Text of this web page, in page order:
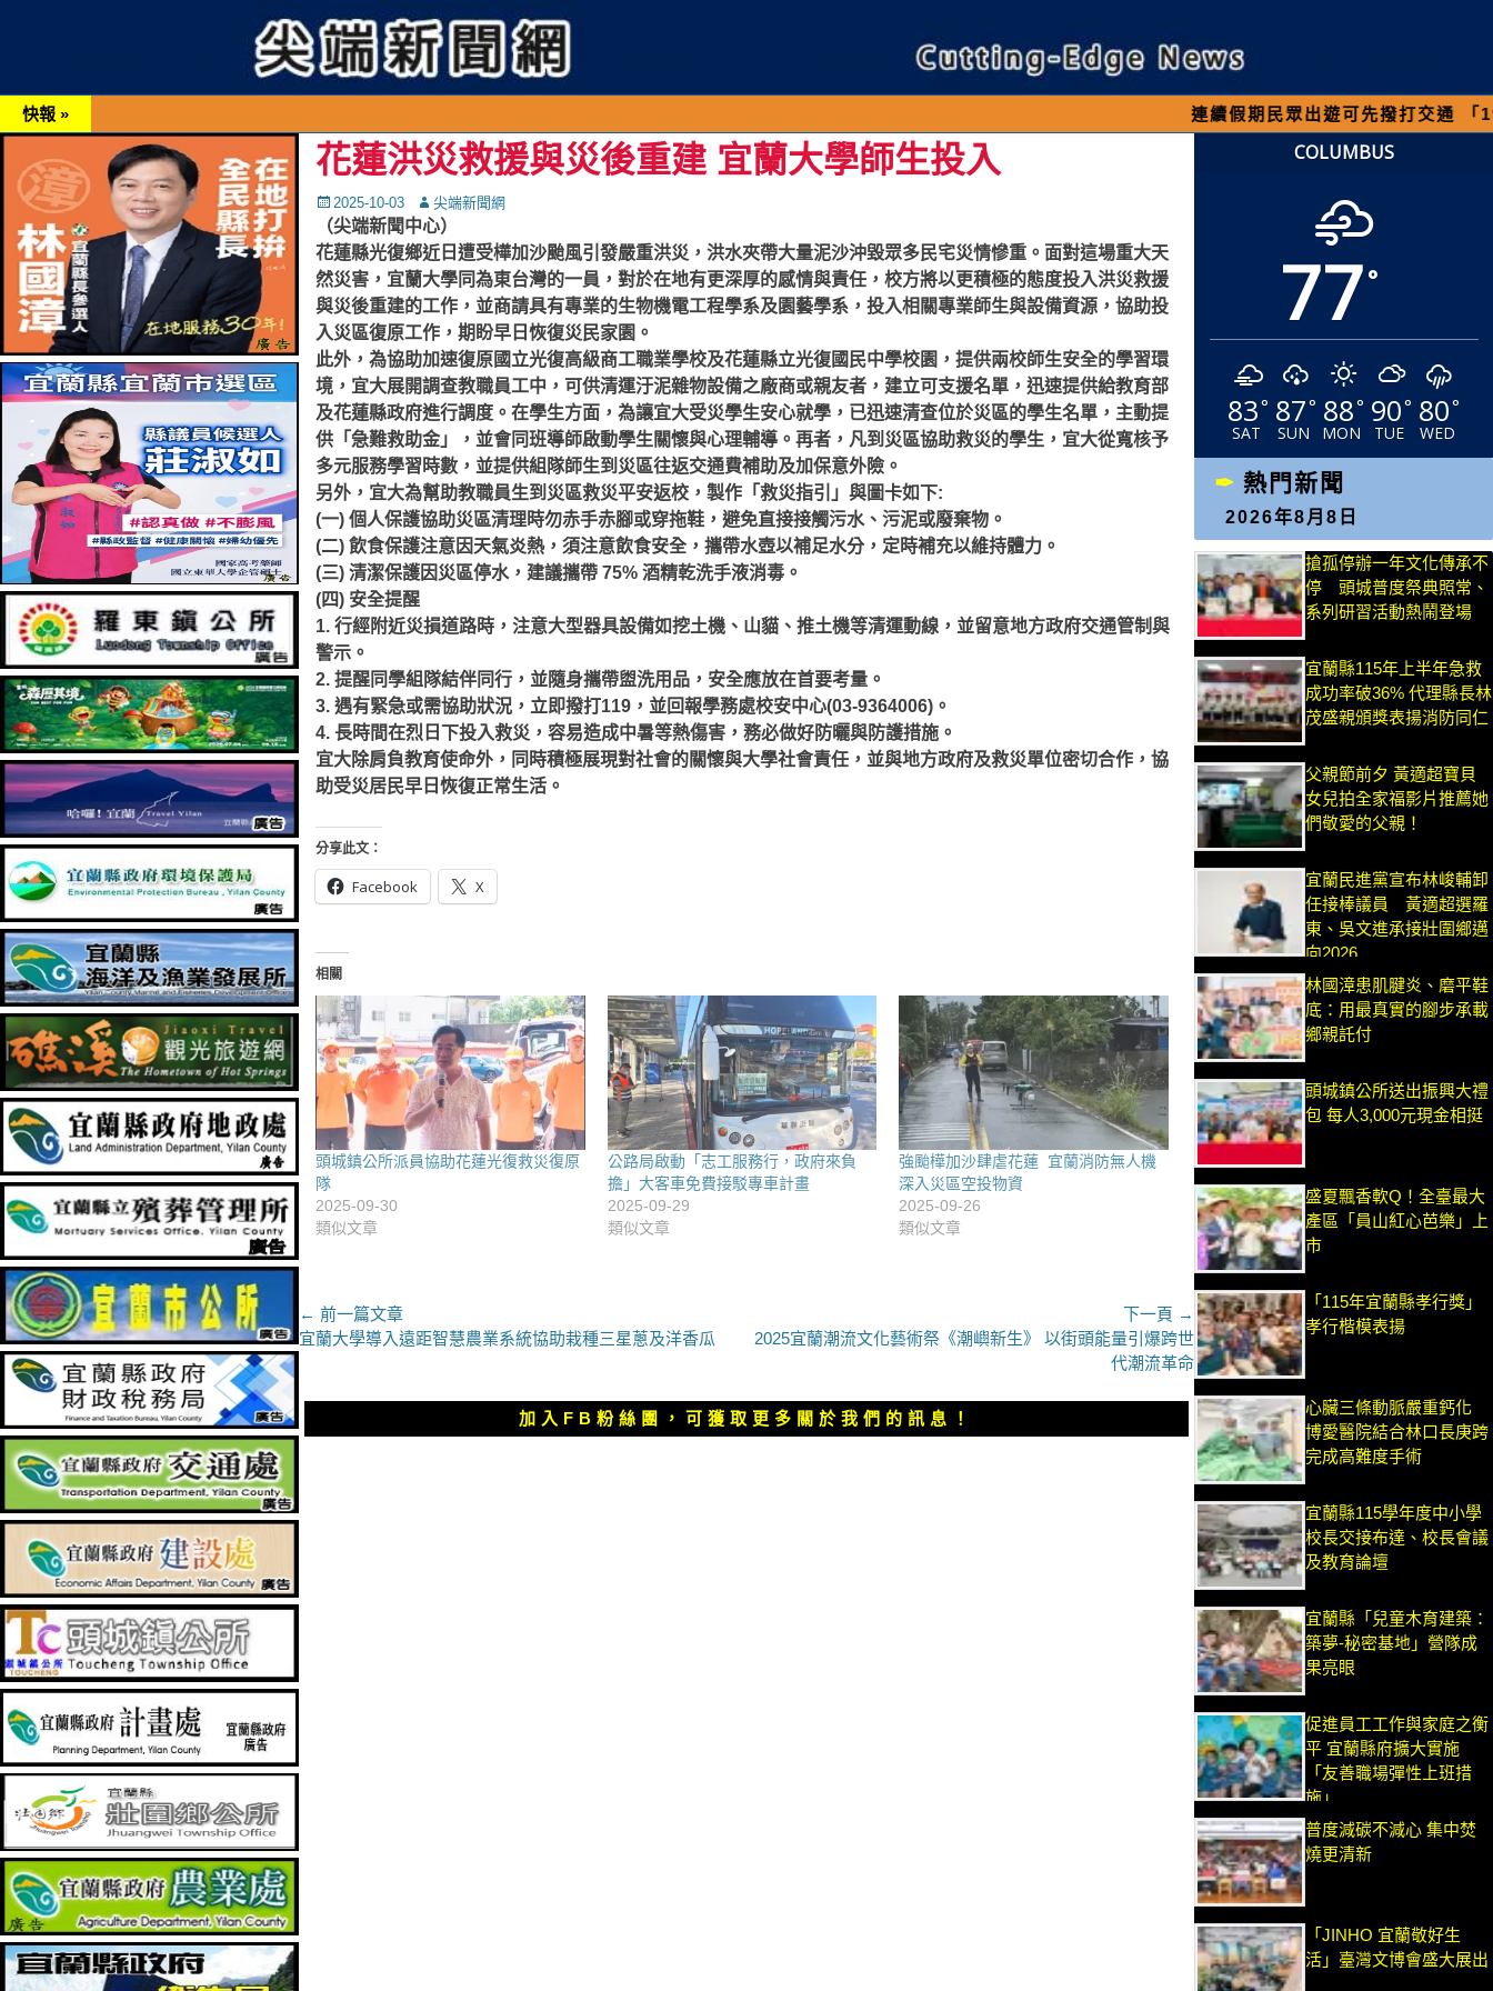
快報 » 連續假期民眾出遊可先撥打交通 「1968」客
花蓮洪災救援與災後重建 宜蘭大學師生投入
Posted
on
2025-10-03 Autor尖端新聞網
（尖端新聞中心）
花蓮縣光復鄉近日遭受樺加沙颱風引發嚴重洪災，洪水夾帶大量泥沙沖毀眾多民宅災情慘重。面對這場重大天
然災害，宜蘭大學同為東台灣的一員，對於在地有更深厚的感情與責任，校方將以更積極的態度投入洪災救援
與災後重建的工作，並商請具有專業的生物機電工程學系及園藝學系，投入相關專業師生與設備資源，協助投
入災區復原工作，期盼早日恢復災民家園。
此外，為協助加速復原國立光復高級商工職業學校及花蓮縣立光復國民中學校園，提供兩校師生安全的學習環
境，宜大展開調查教職員工中，可供清運汙泥雜物設備之廠商或親友者，建立可支援名單，迅速提供給教育部
及花蓮縣政府進行調度。在學生方面，為讓宜大受災學生安心就學，已迅速清查位於災區的學生名單，主動提
供「急難救助金」，並會同班導師啟動學生關懷與心理輔導。再者，凡到災區協助救災的學生，宜大從寬核予
多元服務學習時數，並提供組隊師生到災區往返交通費補助及加保意外險。
另外，宜大為幫助教職員生到災區救災平安返校，製作「救災指引」與圖卡如下:
(一) 個人保護協助災區清理時勿赤手赤腳或穿拖鞋，避免直接接觸污水、污泥或廢棄物。
(二) 飲食保護注意因天氣炎熱，須注意飲食安全，攜帶水壺以補足水分，定時補充以維持體力。
(三) 清潔保護因災區停水，建議攜帶 75% 酒精乾洗手液消毒。
(四) 安全提醒
1. 行經附近災損道路時，注意大型器具設備如挖土機、山貓、推土機等清運動線，並留意地方政府交通管制與
警示。
2. 提醒同學組隊結伴同行，並隨身攜帶盥洗用品，安全應放在首要考量。
3. 遇有緊急或需協助狀況，立即撥打119，並回報學務處校安中心(03-9364006)。
4. 長時間在烈日下投入救災，容易造成中暑等熱傷害，務必做好防曬與防護措施。
宜大除肩負教育使命外，同時積極展現對社會的關懷與大學社會責任，並與地方政府及救災單位密切合作，協
助受災居民早日恢復正常生活。
分享此文：
Facebook X
相關
頭城鎮公所派員協助花蓮光復救災復原
隊
2025-09-30
類似文章
公路局啟動「志工服務行，政府來負
擔」大客車免費接駁專車計畫
2025-09-29
類似文章
強颱樺加沙肆虐花蓮 宜蘭消防無人機
深入災區空投物資
2025-09-26
類似文章
文
章
導
覽
← 前一篇文章
上
章：
宜蘭大學導入遠距智慧農業系統協助栽種三星蔥及洋香瓜
下一頁 →
下
文
章：
2025宜蘭潮流文化藝術祭《潮嶼新生》 以街頭能量引爆跨世
代潮流革命
加入FB粉絲團，可獲取更多關於我們的訊息！
COLUMBUS
77°
83°
SAT
87°
SUN
88°
MON
90°
TUE
80°
WED
熱門新聞
2026年8月8日
搶孤停辦一年文化傳承不
停 頭城普度祭典照常、
系列研習活動熱鬧登場
宜蘭縣115年上半年急救
成功率破36% 代理縣長林
茂盛親頒獎表揚消防同仁
父親節前夕 黃適超寶貝
女兒拍全家福影片推薦她
們敬愛的父親！
宜蘭民進黨宣布林峻輔卸
任接棒議員 黃適超選羅
東、吳文進承接壯圍鄉邁
向2026
林國漳患肌腱炎、磨平鞋
底：用最真實的腳步承載
鄉親託付
頭城鎮公所送出振興大禮
包 每人3,000元現金相挺
盛夏飄香軟Q！全臺最大
產區「員山紅心芭樂」上
市
「115年宜蘭縣孝行獎」
孝行楷模表揚
心臟三條動脈嚴重鈣化
博愛醫院結合林口長庚跨
完成高難度手術
宜蘭縣115學年度中小學
校長交接布達、校長會議
及教育論壇
宜蘭縣「兒童木育建築：
築夢-秘密基地」營隊成
果亮眼
促進員工工作與家庭之衡
平 宜蘭縣府擴大實施
「友善職場彈性上班措
施」
普度減碳不減心 集中焚
燒更清新
「JINHO 宜蘭敬好生
活」臺灣文博會盛大展出